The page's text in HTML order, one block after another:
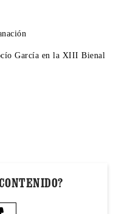
García en la XIII Bienal